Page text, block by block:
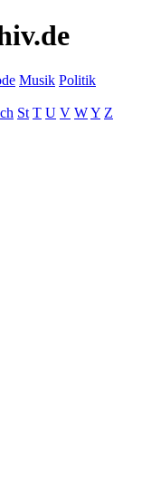
Musik Politik
St T U V WY Z